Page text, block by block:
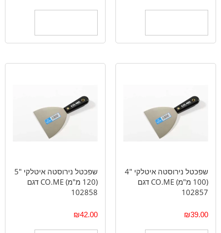
שפכטל נירוסטה איטלקי "4
(100 מ"מ) CO.ME דגם
102857
₪39.00
שפכטל נירוסטה איטלקי "5
(120 מ"מ) CO.ME דגם
102858
₪42.00